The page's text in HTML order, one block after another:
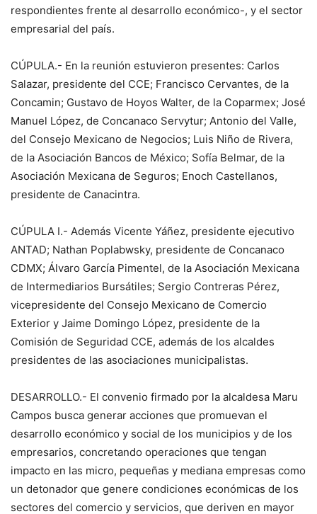
respondientes frente al desarrollo económico-, y el sector
empresarial del país.
CÚPULA.- En la reunión estuvieron presentes: Carlos
Salazar, presidente del CCE; Francisco Cervantes, de la
Concamin; Gustavo de Hoyos Walter, de la Coparmex; José
Manuel López, de Concanaco Servytur; Antonio del Valle,
del Consejo Mexicano de Negocios; Luis Niño de Rivera,
de la Asociación Bancos de México; Sofía Belmar, de la
Asociación Mexicana de Seguros; Enoch Castellanos,
presidente de Canacintra.
CÚPULA I.- Además Vicente Yáñez, presidente ejecutivo
ANTAD; Nathan Poplabwsky, presidente de Concanaco
CDMX; Álvaro García Pimentel, de la Asociación Mexicana
de Intermediarios Bursátiles; Sergio Contreras Pérez,
vicepresidente del Consejo Mexicano de Comercio
Exterior y Jaime Domingo López, presidente de la
Comisión de Seguridad CCE, además de los alcaldes
presidentes de las asociaciones municipalistas.
DESARROLLO.- El convenio firmado por la alcaldesa Maru
Campos busca generar acciones que promuevan el
desarrollo económico y social de los municipios y de los
empresarios, concretando operaciones que tengan
impacto en las micro, pequeñas y mediana empresas como
un detonador que genere condiciones económicas de los
sectores del comercio y servicios, que deriven en mayor